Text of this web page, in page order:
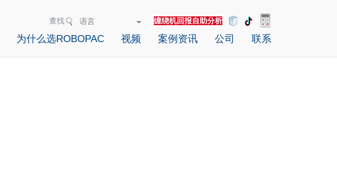
查找 缠绕机回报自助分析
为什么选ROBOPAC 视频 案例资讯 公司 联系